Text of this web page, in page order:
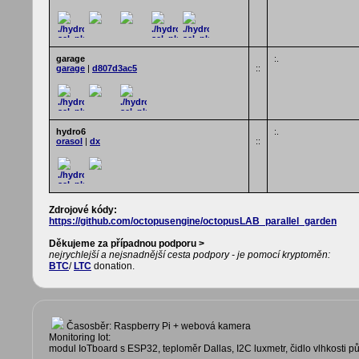
garage
garage | d807d3ac5 ::
:.
hydro6
orasol | dx ::
:.
Zdrojové kódy:
https://github.com/octopusengine/octopusLAB_parallel_garden
Děkujeme za případnou podporu >
nejrychlejší a nejsnadnější cesta podpory - je pomocí kryptoměn:
BTC/ LTC donation.
Časosběr: Raspberry Pi + webová kamera
Monitoring Iot:
modul IoTboard s ESP32, teploměr Dallas, I2C luxmetr, čidlo vlhkosti